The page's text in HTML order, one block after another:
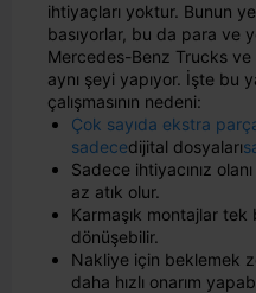
ihtiyaçları yoktur. Bunun
basıyorlar, bu da para ve
Mercedes-Benz Trucks
aynı şeyi yapıyor. İşte bu
çalışmasının nedeni:
Çok sayıda ekstra
sadecedijital dosyaları
Sadece ihtiyacınız
az atık olur.
Karmaşık montajlar tek
dönüşebilir.
Nakliye için beklemek
daha hızlı onarım